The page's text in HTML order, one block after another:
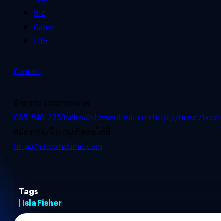
Biz
Game
Life
Contact
ฝ่ายขาย และการตลาด
085-848-2253sales@shownolimit.comhttp://m.me/
สมัครงาน/ฝึกงาน ติดต่อได้ที่
hr-ga@shownolimit.com
Tags
| Isla Fisher